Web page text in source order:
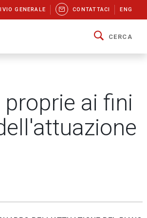
GENERALE CONTATTACI ENG
CERCA
ai fini